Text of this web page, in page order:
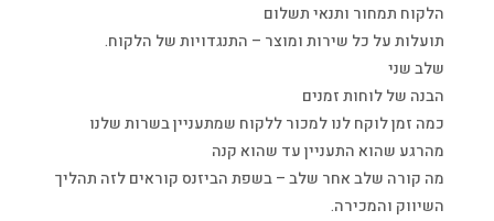
הלקוח תמחור ותנאי תשלום
תועלות על כל שירות ומוצר – התנגדויות של הלקוח.
שלב שני
הבנה של לוחות זמנים
כמה זמן לוקח לנו למכור ללקוח שמתעניין בשרות שלנו
מהרגע שהוא התעניין עד שהוא קנה
מה קורה שלב אחר שלב – בשפת הביזנס קוראים לזה תהליך
השיווק והמכירה.